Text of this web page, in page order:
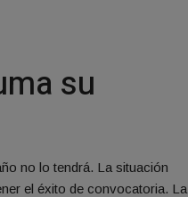
su
no lo tendrá. La situación
el éxito de convocatoria. La